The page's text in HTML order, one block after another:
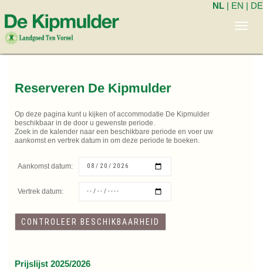
NL | EN | DE
Reserveren De Kipmulder
Op deze pagina kunt u kijken of accommodatie De Kipmulder
beschikbaar in de door u gewenste periode.
Zoek in de kalender naar een beschikbare periode en voer uw
aankomst en vertrek datum in om deze periode te boeken.
Aankomst datum:
Vertrek datum:
Prijslijst 2025/2026